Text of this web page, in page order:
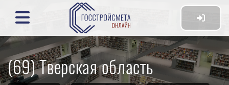
(69) Тверская область